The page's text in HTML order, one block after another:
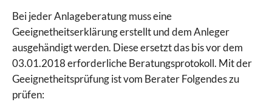
Bei jeder Anlageberatung muss eine
Geeignetheitserklärung erstellt und dem Anleger
ausgehändigt werden. Diese ersetzt das bis vor dem
03.01.2018 erforderliche Beratungsprotokoll. Mit der
Geeignetheitsprüfung ist vom Berater Folgendes zu
prüfen: